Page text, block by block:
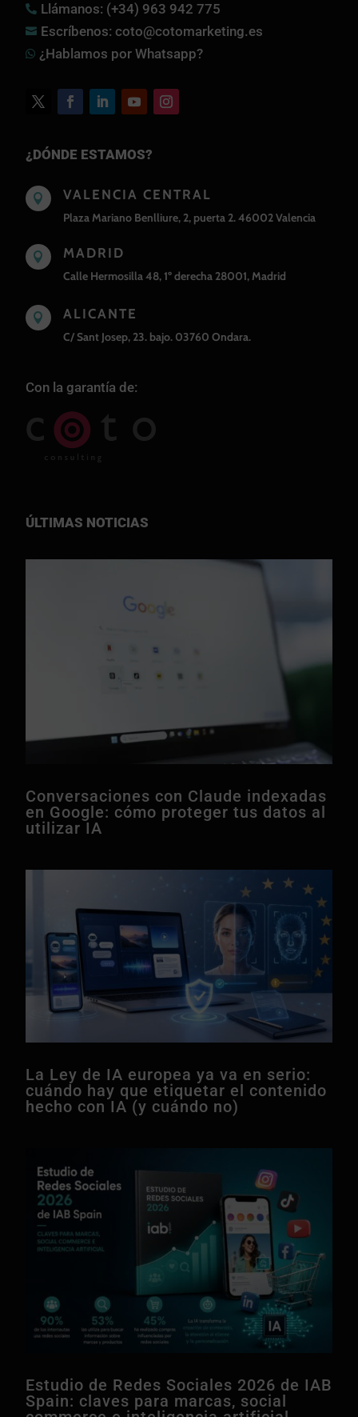
 Llámanos: (+34) 963 942 775
 Escríbenos: coto@cotomarketing.es
 ¿Hablamos por Whatsapp?
¿DÓNDE ESTAMOS?
 VALENCIA CENTRAL
Plaza Mariano Benlliure, 2, puerta 2. 46002 Valencia
 MADRID
Calle Hermosilla 48, 1º derecha 28001, Madrid
 ALICANTE
C/ Sant Josep, 23. bajo. 03760 Ondara.
Con la garantía de:
ÚLTIMAS NOTICIAS
Conversaciones con Claude indexadas
en Google: cómo proteger tus datos al
utilizar IA
La Ley de IA europea ya va en serio:
cuándo hay que etiquetar el contenido
hecho con IA (y cuándo no)
Estudio de Redes Sociales 2026 de IAB
Spain: claves para marcas, social